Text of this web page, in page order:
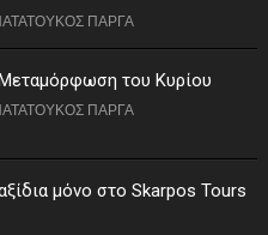
ΠΑΡΓΑ
του Κυρίου
ΠΑΡΓΑ
μόνο στο Skarpos Tours